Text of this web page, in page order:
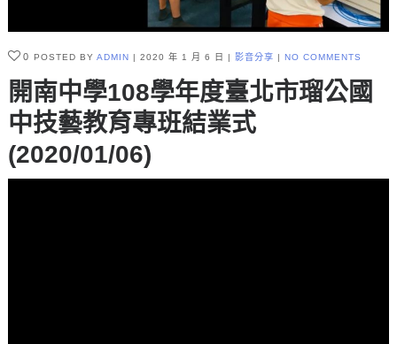
0 POSTED BY ADMIN 2020 年 1 月 6 日 影音分享 NO COMMENTS
開南中學108學年度臺北市瑠公國
中技藝教育專班結業式
(2020/01/06)